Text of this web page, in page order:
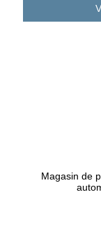
Magasin de